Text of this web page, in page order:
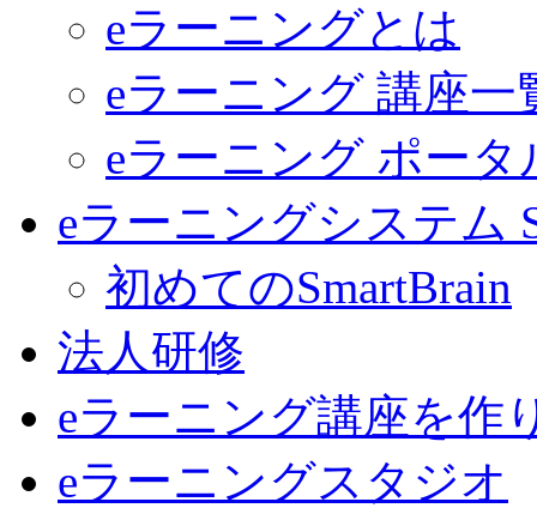
eラーニングとは
eラーニング 講座一
eラーニング ポータ
eラーニングシステム
初めてのSmartBrain
法人研修
eラーニング講座を作
eラーニングスタジオ